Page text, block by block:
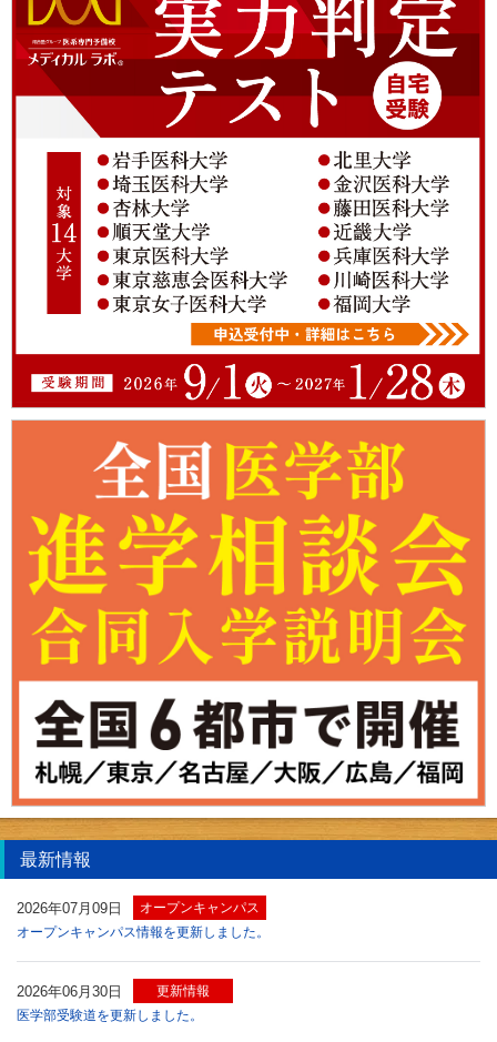
最新情報
2026年07月09日
オープンキャンパス
オープンキャンパス情報を更新しました。
2026年06月30日
更新情報
医学部受験道を更新しました。